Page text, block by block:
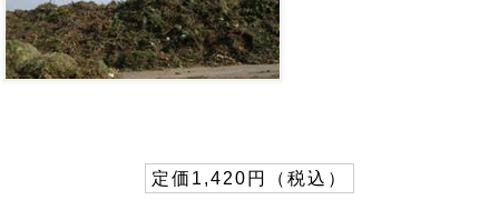
定価1,420円（税込）